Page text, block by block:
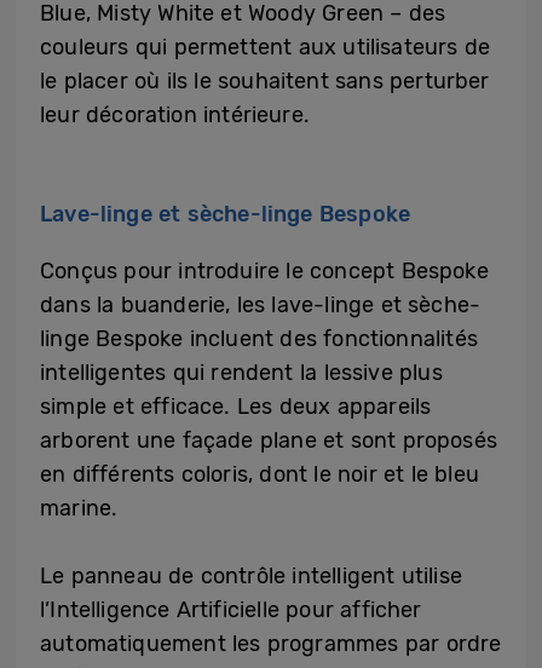
Blue, Misty White et Woody Green – des
couleurs qui permettent aux utilisateurs de
le placer où ils le souhaitent sans perturber
leur décoration intérieure.
Lave-linge et sèche-linge Bespoke
Conçus pour introduire le concept Bespoke
dans la buanderie, les lave-linge et sèche-
linge Bespoke incluent des fonctionnalités
intelligentes qui rendent la lessive plus
simple et efficace. Les deux appareils
arborent une façade plane et sont proposés
en différents coloris, dont le noir et le bleu
marine.
Le panneau de contrôle intelligent utilise
l’Intelligence Artificielle pour afficher
automatiquement les programmes par ordre